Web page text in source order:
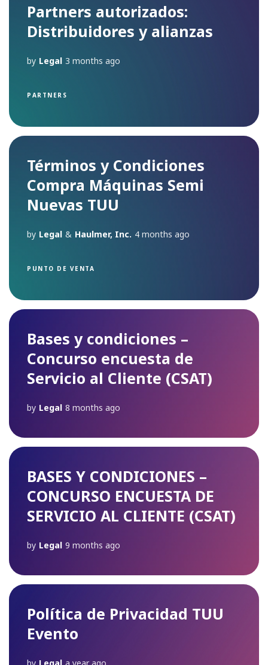
Partners autorizados:
Distribuidores y alianzas
by Legal 3 months ago
PARTNERS
Términos y Condiciones
Compra Máquinas Semi
Nuevas TUU
by Legal & Haulmer, Inc. 4 months ago
PUNTO DE VENTA
Bases y condiciones –
Concurso encuesta de
Servicio al Cliente (CSAT)
by Legal 8 months ago
BASES Y CONDICIONES –
CONCURSO ENCUESTA DE
SERVICIO AL CLIENTE (CSAT)
by Legal 9 months ago
Política de Privacidad TUU
Evento
by Legal a year ago